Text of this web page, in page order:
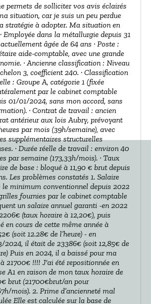
permets de solliciter vos avis éclairés
situation, car je suis un peu perdue
stratégie à adopter. Ma situation en
Employée dans la métallurgie depuis 31
âgée de 64 ans · Poste :
aide-comptable, avec une grande
· Ancienne classification : Niveau
3, coefficient 240. · Classification
: Groupe A, catégorie 1 (fixée
par le cabinet comptable
01/01/2024, sans mon accord, sans
· Contrat de travail : ancien
antérieur aux lois Aubry, prévoyant
par mois (39h/semaine), avec
supplémentaires structurelles
· Durée réelle de travail : environ 40
par semaine (173,33h/mois). · Taux
de base : bloqué à 11,90 € brut depuis
Les problèmes constatés 1. Salaire
le minimum conventionnel depuis 2022
fournies par le cabinet comptable
un salaire annuel garanti -en 2022
(taux horaire à 12,20€), puis
en cours de cette même année à
(soit 12.28€ de l’heure) - en
2024, il était de 23386€ (soit 12,85€ de
Puis en 2024, il a baissé pour ma
21700€ !!!! J'ai été repositionnée en
A1 en raison de mon taux horaire de
brut (21700€brut/an pour
mois). 2. Prime d’ancienneté mal
Elle est calculée sur la base de